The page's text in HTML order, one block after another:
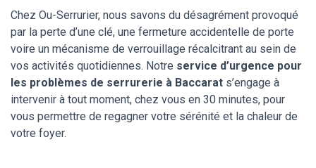
Chez Ou-Serrurier, nous savons du désagrément provoqué
par la perte d’une clé, une fermeture accidentelle de porte
voire un mécanisme de verrouillage récalcitrant au sein de
vos activités quotidiennes. Notre service d’urgence pour
les problèmes de serrurerie à Baccarat s’engage à
intervenir à tout moment, chez vous en 30 minutes, pour
vous permettre de regagner votre sérénité et la chaleur de
votre foyer.